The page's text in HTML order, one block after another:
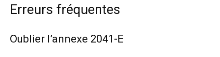
Erreurs fréquentes
Oublier l’annexe 2041-E